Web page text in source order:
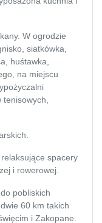
W ogrodzie jest
siatkówka, mini
basenik oraz
można
a w pobliżu ze
i rowerowej.
60 km takich
i Zakopane.
do pobliskiej